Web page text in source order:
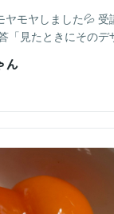
モヤしました💦
答「見たときに
ん